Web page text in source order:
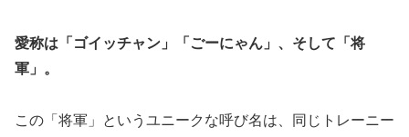
愛称は「ゴイッチャン」「ごーにゃん」、そして「将
軍」。
この「将軍」というユニークな呼び名は、同じトレーニー